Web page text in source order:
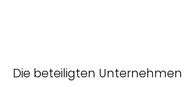
Die beteiligten Unternehmen